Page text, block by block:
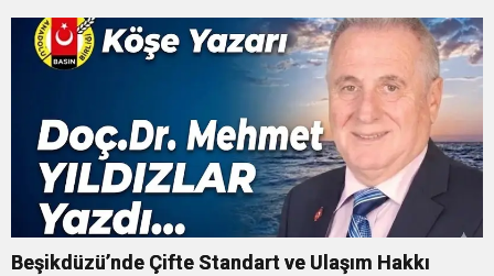
Beşikdüzü’nde Çifte Standart ve Ulaşım Hakkı